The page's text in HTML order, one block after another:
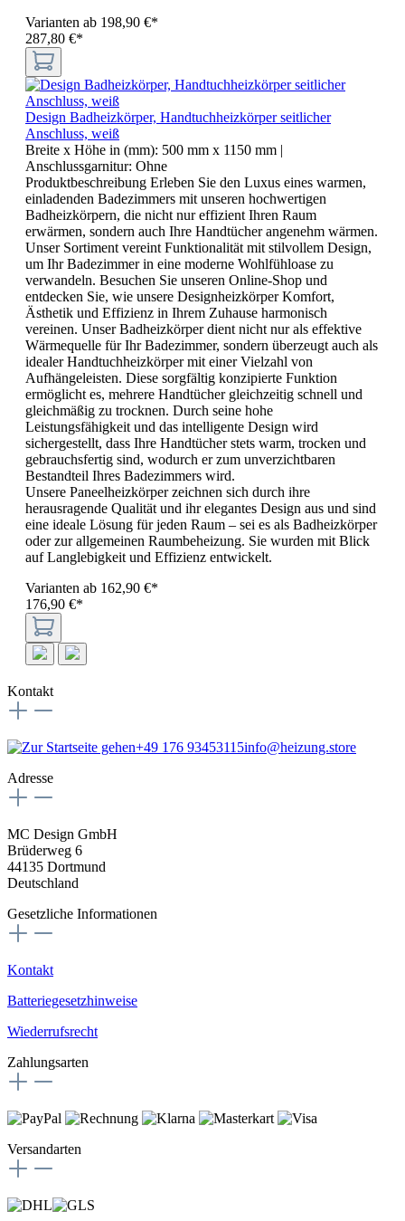
Varianten ab 198,90 €*
287,80 €*
Design Badheizkörper, Handtuchheizkörper seitlicher
Anschluss, weiß
Breite x Höhe in (mm): 500 mm x 1150 mm |
Anschlussgarnitur: Ohne
Produktbeschreibung Erleben Sie den Luxus eines warmen,
einladenden Badezimmers mit unseren hochwertigen
Badheizkörpern, die nicht nur effizient Ihren Raum
erwärmen, sondern auch Ihre Handtücher angenehm wärmen.
Unser Sortiment vereint Funktionalität mit stilvollem Design,
um Ihr Badezimmer in eine moderne Wohlfühloase zu
verwandeln. Besuchen Sie unseren Online-Shop und
entdecken Sie, wie unsere Designheizkörper Komfort,
Ästhetik und Effizienz in Ihrem Zuhause harmonisch
vereinen. Unser Badheizkörper dient nicht nur als effektive
Wärmequelle für Ihr Badezimmer, sondern überzeugt auch als
idealer Handtuchheizkörper mit einer Vielzahl von
Aufhängeleisten. Diese sorgfältig konzipierte Funktion
ermöglicht es, mehrere Handtücher gleichzeitig schnell und
gleichmäßig zu trocknen. Durch seine hohe
Leistungsfähigkeit und das intelligente Design wird
sichergestellt, dass Ihre Handtücher stets warm, trocken und
gebrauchsfertig sind, wodurch er zum unverzichtbaren
Bestandteil Ihres Badezimmers wird.
Unsere Paneelheizkörper zeichnen sich durch ihre
herausragende Qualität und ihr elegantes Design aus und sind
eine ideale Lösung für jeden Raum – sei es als Badheizkörper
oder zur allgemeinen Raumbeheizung. Sie wurden mit Blick
auf Langlebigkeit und Effizienz entwickelt.
Varianten ab 162,90 €*
176,90 €*
Kontakt
+49 176 93453115info@heizung.store
Adresse
MC Design GmbH
Brüderweg 6
44135 Dortmund
Deutschland
Gesetzliche Informationen
Kontakt
Batteriegesetzhinweise
Wiederrufsrecht
Zahlungsarten
Versandarten